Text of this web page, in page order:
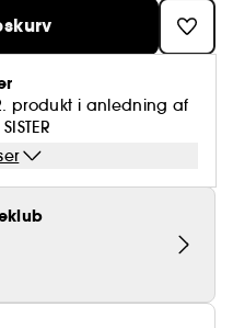
produkt i anledning af